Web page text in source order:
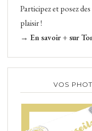
Participez et posez
plaisir !
→ En savoir + sur
VOS